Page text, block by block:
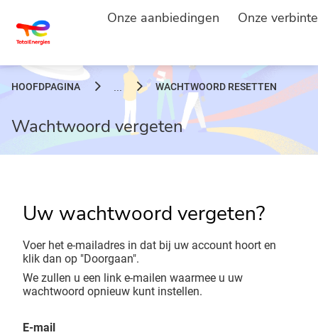
Onze aanbiedingen Onze
HOOFDPAGINA WACHTWOORD RESETTEN
Wachtwoord vergeten
Uw wachtwoord vergeten?
Voer het e-mailadres in dat bij uw account hoort en
klik dan op "Doorgaan".
We zullen u een link e-mailen waarmee u uw
wachtwoord opnieuw kunt instellen.
Wachtwoord opnieuw instellen met uw e-mail
E-mail